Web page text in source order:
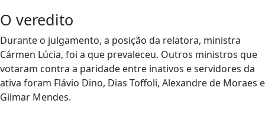
O veredito
Durante o julgamento, a posição da relatora, ministra
Cármen Lúcia, foi a que prevaleceu. Outros ministros que
votaram contra a paridade entre inativos e servidores da
ativa foram Flávio Dino, Dias Toffoli, Alexandre de Moraes e
Gilmar Mendes.